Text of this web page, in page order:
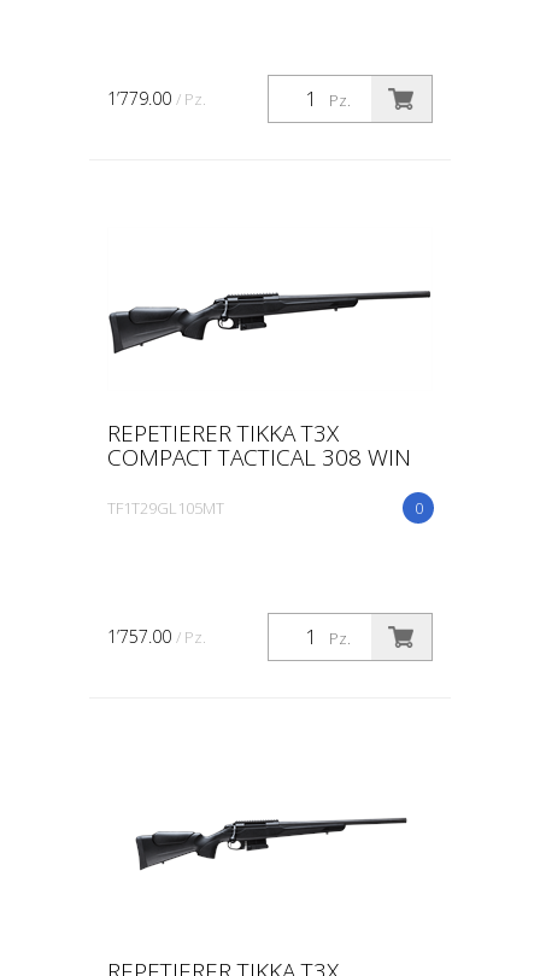
Pz.
1’779.00 / Pz.
REPETIERER TIKKA T3X
COMPACT TACTICAL 308 WIN
0
TF1T29GL105MT
Pz.
1’757.00 / Pz.